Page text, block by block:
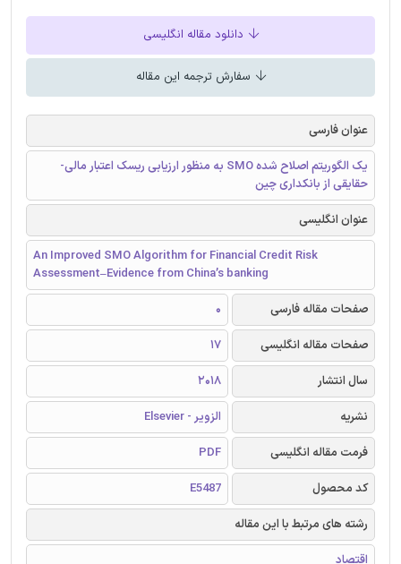
دانلود مقاله انگلیسی
سفارش ترجمه این مقاله
عنوان فارسی
یک الگوریتم اصلاح شده SMO به منظور ارزیابی ریسک اعتبار مالی-
حقایقی از بانکداری چین
عنوان انگلیسی
An Improved SMO Algorithm for Financial Credit Risk
Assessment–Evidence from China’s banking
صفحات مقاله فارسی
0
صفحات مقاله انگلیسی
17
سال انتشار
2018
نشریه
الزویر - Elsevier
فرمت مقاله انگلیسی
PDF
کد محصول
E5487
رشته های مرتبط با این مقاله
اقتصاد